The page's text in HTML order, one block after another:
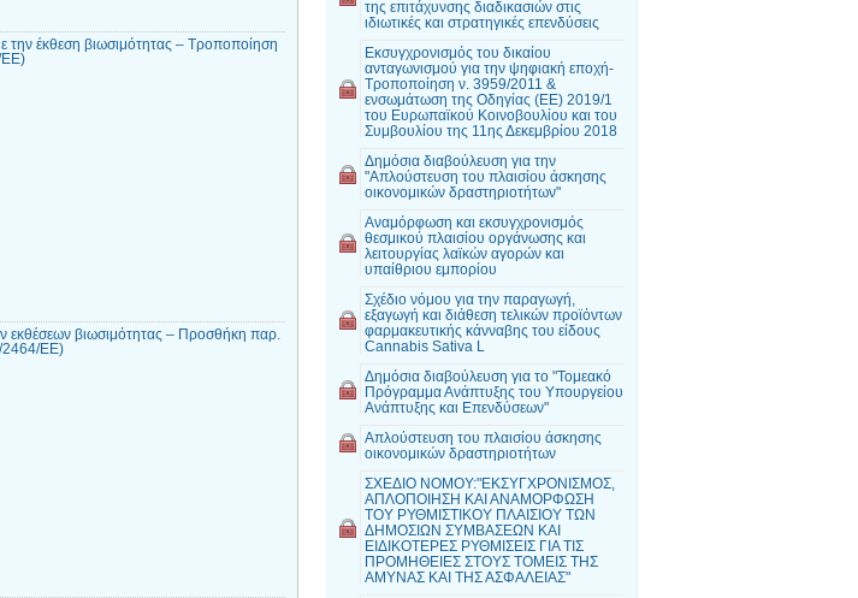
την έκθεση βιωσιμότητας – Τροποποίηση
ΕΕ)
εκθέσεων βιωσιμότητας – Προσθήκη παρ.
2464/ΕΕ)
της επιτάχυνσης διαδικασιών στις
ιδιωτικές και στρατηγικές επενδύσεις
Εκσυγχρονισμός του δικαίου
ανταγωνισμού για την ψηφιακή εποχή-
Τροποποίηση ν. 3959/2011 &
ενσωμάτωση της Οδηγίας (ΕΕ) 2019/1
του Ευρωπαϊκού Κοινοβουλίου και του
Συμβουλίου της 11ης Δεκεμβρίου 2018
Δημόσια διαβούλευση για την
"Απλούστευση του πλαισίου άσκησης
οικονομικών δραστηριοτήτων"
Αναμόρφωση και εκσυγχρονισμός
θεσμικού πλαισίου οργάνωσης και
λειτουργίας λαϊκών αγορών και
υπαίθριου εμπορίου
Σχέδιο νόμου για την παραγωγή,
εξαγωγή και διάθεση τελικών προϊόντων
φαρμακευτικής κάνναβης του είδους
Cannabis Sativa L
Δημόσια διαβούλευση για το "Τομεακό
Πρόγραμμα Ανάπτυξης του Υπουργείου
Ανάπτυξης και Επενδύσεων"
Απλούστευση του πλαισίου άσκησης
οικονομικών δραστηριοτήτων
ΣΧΕΔΙΟ ΝΟΜΟΥ:"ΕΚΣΥΓΧΡΟΝΙΣΜΟΣ,
ΑΠΛΟΠΟΙΗΣΗ ΚΑΙ ΑΝΑΜΟΡΦΩΣΗ
ΤΟΥ ΡΥΘΜΙΣΤΙΚΟΥ ΠΛΑΙΣΙΟΥ ΤΩΝ
ΔΗΜΟΣΙΩΝ ΣΥΜΒΑΣΕΩΝ ΚΑΙ
ΕΙΔΙΚΟΤΕΡΕΣ ΡΥΘΜΙΣΕΙΣ ΓΙΑ ΤΙΣ
ΠΡΟΜΗΘΕΙΕΣ ΣΤΟΥΣ ΤΟΜΕΙΣ ΤΗΣ
ΑΜΥΝΑΣ ΚΑΙ ΤΗΣ ΑΣΦΑΛΕΙΑΣ"